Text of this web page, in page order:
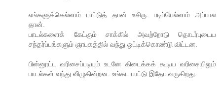
எங்களுக்கெல்லாம் பாட்டுத் தான் உசிரு. படிப்பெல்லாம் அப்பால
தான்.
பாடல்களைக் கேட்கும் சாக்கில் அவற்றோடு தொடர்புடைய
சந்தர்ப்பங்களும் ஞாபகத்தில் வந்து ஒட்டிக்கொண்டு விட்டன.
பின்னூட்ட வரிசைப்படியும் உடனே கிடைக்கக் கூடிய வரிசையிலும்
பாடல்கள் வந்து விழுகின்றன. உங்கட பாட்டு இதோ வருகிறது.